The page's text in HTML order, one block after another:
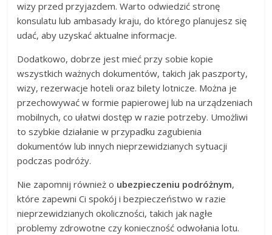
wizy przed przyjazdem. Warto odwiedzić stronę
konsulatu lub ambasady kraju, do którego planujesz się
udać, aby uzyskać aktualne informacje.
Dodatkowo, dobrze jest mieć przy sobie kopie
wszystkich ważnych dokumentów, takich jak paszporty,
wizy, rezerwacje hoteli oraz bilety lotnicze. Można je
przechowywać w formie papierowej lub na urządzeniach
mobilnych, co ułatwi dostęp w razie potrzeby. Umożliwi
to szybkie działanie w przypadku zagubienia
dokumentów lub innych nieprzewidzianych sytuacji
podczas podróży.
Nie zapomnij również o ubezpieczeniu podróżnym,
które zapewni Ci spokój i bezpieczeństwo w razie
nieprzewidzianych okoliczności, takich jak nagłe
problemy zdrowotne czy konieczność odwołania lotu.